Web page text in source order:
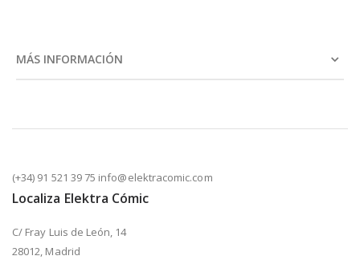
MÁS INFORMACIÓN
(+34) 91 521 39 75 info@elektracomic.com
Localiza Elektra Cómic
C/ Fray Luis de León, 14
28012, Madrid